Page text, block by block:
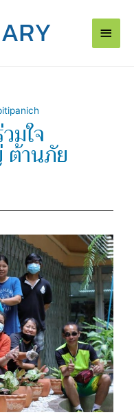
Main
มใจ
ต้านภัย